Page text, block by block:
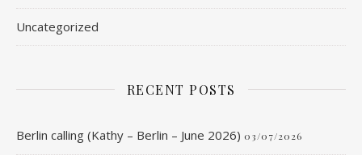
Uncategorized
RECENT POSTS
Berlin calling (Kathy – Berlin – June 2026) 03/07/2026